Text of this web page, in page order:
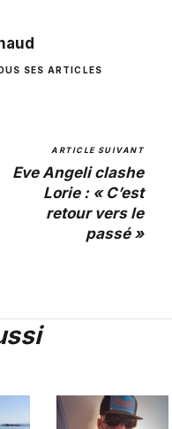
SES ARTICLES
ARTICLE SUIVANT
Eve Angeli clashe
Lorie : « C’est
retour vers le
passé »